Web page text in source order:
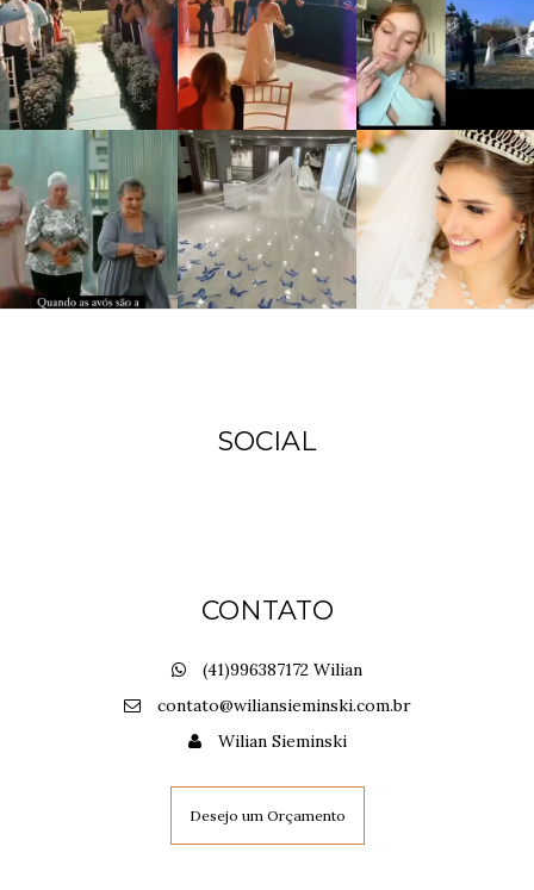
SOCIAL
CONTATO
(41)996387172 Wilian
contato@wiliansieminski.com.br
Wilian Sieminski
Desejo um Orçamento